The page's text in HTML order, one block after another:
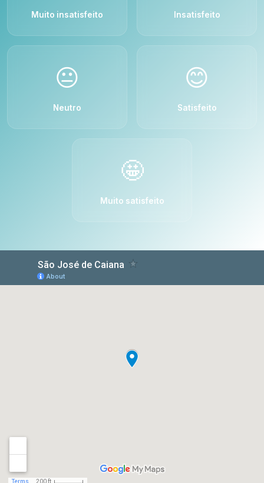
Muito insatisfeito Insatisfeito
😐
Neutro
😊
Satisfeito
🤩
Muito satisfeito